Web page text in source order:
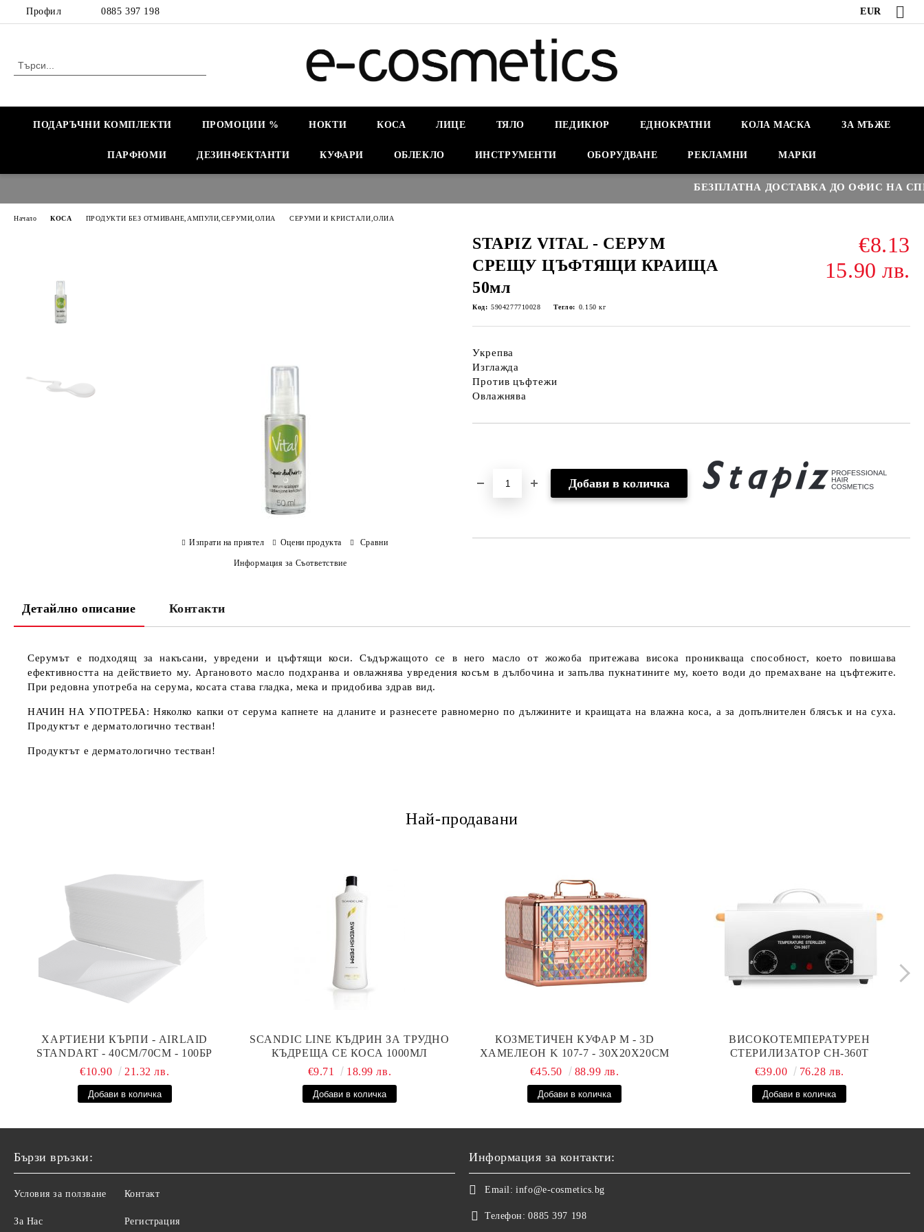
Профил 0885 397 198 EUR
ПОДАРЪЧНИ КОМПЛЕКТИ ПРОМОЦИИ % НОКТИ КОСА ЛИЦЕ ТЯЛО ПЕДИКЮР ЕДНОКРАТНИ КОЛА МАСКА ЗА МЪЖЕ
ПАРФЮМИ ДЕЗИНФЕКТАНТИ КУФАРИ ОБЛЕКЛО ИНСТРУМЕНТИ ОБОРУДВАНЕ РЕКЛАМНИ МАРКИ
БЕЗПЛАТНА ДОСТАВКА ДО ОФИС НА
Начало КОСА ПРОДУКТИ БЕЗ ОТМИВАНЕ,АМПУЛИ,СЕРУМИ,ОЛИА СЕРУМИ И КРИСТАЛИ,ОЛИА
STAPIZ VITAL - СЕРУМ
СРЕЩУ ЦЪФТЯЩИ КРАИЩА
50мл
€8.13
15.90 лв.
Код: 5904277710028 Тегло: 0.150 кг
Укрепва
Изглажда
Против цъфтежи
Овлажнява
Изпрати на приятел Оцени продукта Сравни
Информация за Съответствие
Детайлно описание Контакти
Серумът е подходящ за накъсани, увредени и цъфтящи коси. Съдържащото се в него масло от жожоба притежава висока проникваща способност, което повишава
ефективността на действието му. Аргановото масло подхранва и овлажнява увредения косъм в дълбочина и запълва пукнатините му, което води до премахване на цъфтежите.
При редовна употреба на серума, косата става гладка, мека и придобива здрав вид.
НАЧИН НА УПОТРЕБА: Няколко капки от серума капнете на дланите и разнесете равномерно по дължините и краищата на влажна коса, а за допълнителен блясък и на суха.
Продуктът е дерматологично тестван!
Продуктът е дерматологично тестван!
Най-продавани
ХАРТИЕНИ КЪРПИ - AIRLAID
STANDART - 40СМ/70СМ - 100БР
€10.90
21.32 лв.
SCANDIC LINE КЪДРИН ЗА ТРУДНО
КЪДРЕЩА СЕ КОСА 1000МЛ
€9.71
18.99 лв.
КОЗМЕТИЧЕН КУФАР М - 3D
ХАМЕЛЕОН K 107-7 - 30X20X20СМ
€45.50
88.99 лв.
ВИСОКОТЕМПЕРАТУРЕН
СТЕРИЛИЗАТОР CH-360T
€39.00
76.28 лв.
Бързи връзки:
Условия за ползване
За Нас
Контакт
Регистрация
Информация за контакти:
Email: info@e-cosmetics.bg
Телефон: 0885 397 198